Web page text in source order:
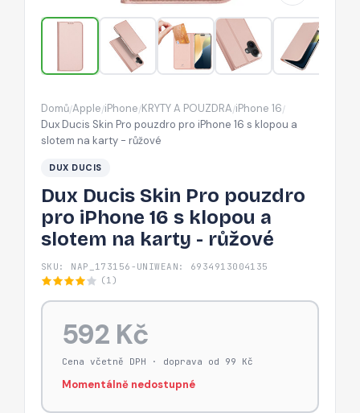
iPhone
16
klopou
slotem
růžové
Domů/Apple/iPhone/KRYTY A POUZDRA/iPhone 16/
Dux Ducis Skin Pro pouzdro pro iPhone 16 s klopou a
slotem na karty - růžové
DUX DUCIS
Dux Ducis Skin Pro pouzdro
pro iPhone 16 s klopou a
slotem na karty - růžové
SKU: NAP_173156-UNIWEAN: 6934913004135
(1)
592 Kč
Cena včetně DPH · doprava od 99 Kč
Momentálně nedostupné